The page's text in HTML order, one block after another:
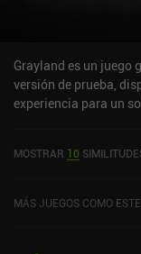
perfectamente a una
edades y demografías.
Grayland es un juego
versión de prueba,
experiencia para un
Google Play y de 4,5
MOSTRAR 10
MÁS JUEGOS COMO ESTE